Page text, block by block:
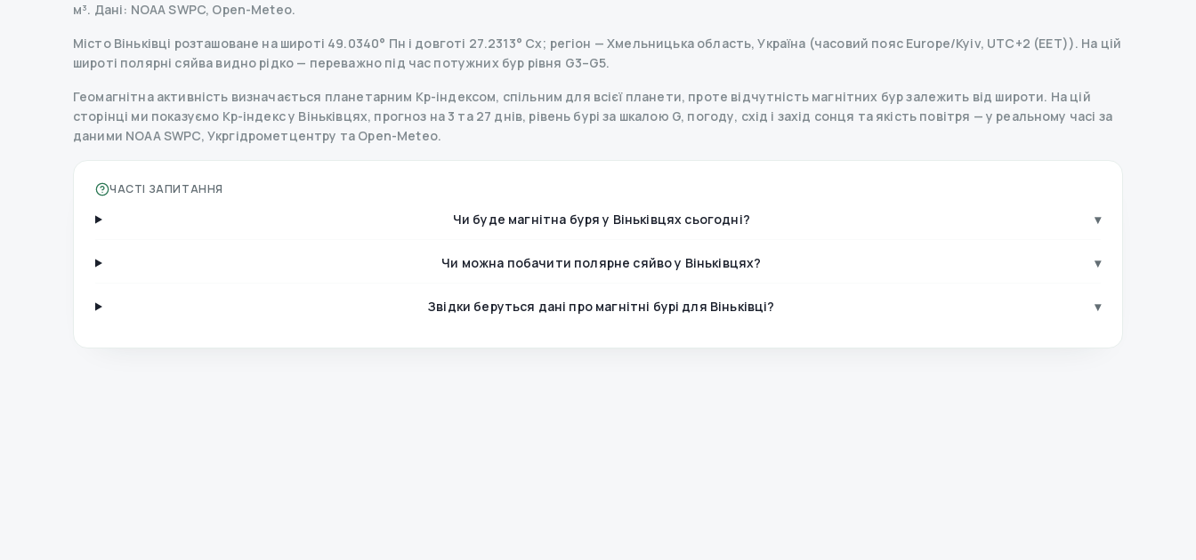
м³. Дані: NOAA SWPC, Open-Meteo.
Місто Віньківці розташоване на широті 49.0340° Пн і довготі 27.2313° Сх; регіон — Хмельницька область, Україна (часовий пояс Europe/Kyiv, UTC+2 (EET)). На цій
широті полярні сяйва видно рідко — переважно під час потужних бур рівня G3–G5.
Геомагнітна активність визначається планетарним Kp-індексом, спільним для всієї планети, проте відчутність магнітних бур залежить від широти. На цій
сторінці ми показуємо Kp-індекс у Віньківцях, прогноз на 3 та 27 днів, рівень бурі за шкалою G, погоду, схід і захід сонця та якість повітря — у реальному часі за
даними NOAA SWPC, Укргідрометцентру та Open-Meteo.
ЧАСТІ ЗАПИТАННЯ
Чи буде магнітна буря у Віньківцях сьогодні? ▾
Чи можна побачити полярне сяйво у Віньківцях? ▾
Звідки беруться дані про магнітні бурі для Віньківці? ▾